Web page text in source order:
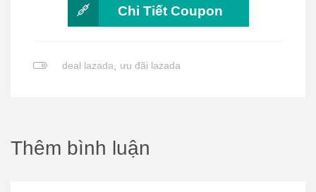
Chi Tiết Coupon
deal lazada, ưu đãi lazada
Thêm bình luận